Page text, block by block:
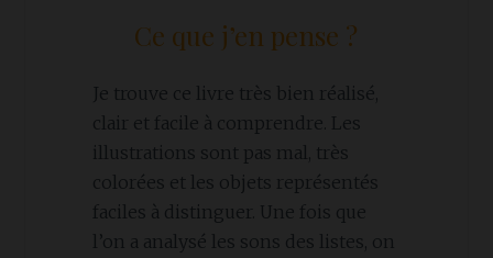
Ce que j’en pense ?
Je trouve ce livre très bien réalisé,
clair et facile à comprendre. Les
illustrations sont pas mal, très
colorées et les objets représentés
faciles à distinguer. Une fois que
l’on a analysé les sons des listes, on